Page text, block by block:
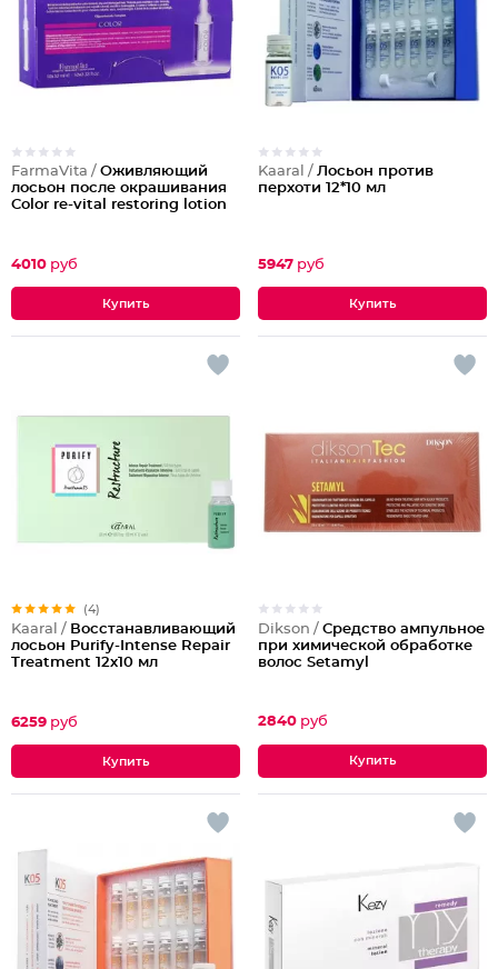
FarmaVita / Оживляющий
лосьон после окрашивания
Color re-vital restoring lotion
4010 руб
Kaaral / Лосьон против
перхоти 12*10 мл
5947 руб
(4)
Kaaral / Восстанавливающий
лосьон Purify-Intense Repair
Treatment 12х10 мл
6259 руб
Dikson / Средство ампульное
при химической обработке
волос Setamyl
2840 руб